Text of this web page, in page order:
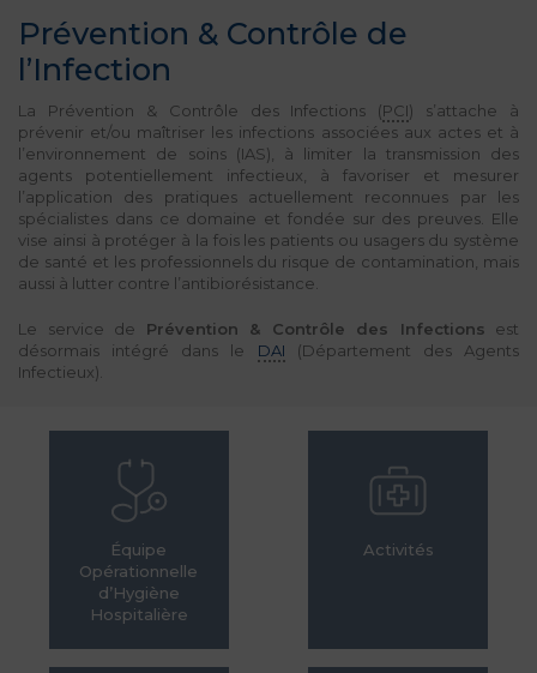
Prévention & Contrôle de
l’Infection
La Prévention & Contrôle des Infections (PCI) s’attache à
prévenir et/ou maîtriser les infections associées aux actes et à
l’environnement de soins (IAS), à limiter la transmission des
agents potentiellement infectieux, à favoriser et mesurer
l’application des pratiques actuellement reconnues par les
spécialistes dans ce domaine et fondée sur des preuves. Elle
vise ainsi à protéger à la fois les patients ou usagers du système
de santé et les professionnels du risque de contamination, mais
aussi à lutter contre l’antibiorésistance.
Le service de Prévention & Contrôle des Infections est
désormais intégré dans le DAI (Département des Agents
Infectieux).
Équipe
Opérationnelle
d’Hygiène
Hospitalière
Activités